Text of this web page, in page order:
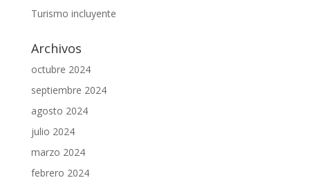
Turismo incluyente
Archivos
octubre 2024
septiembre 2024
agosto 2024
julio 2024
marzo 2024
febrero 2024